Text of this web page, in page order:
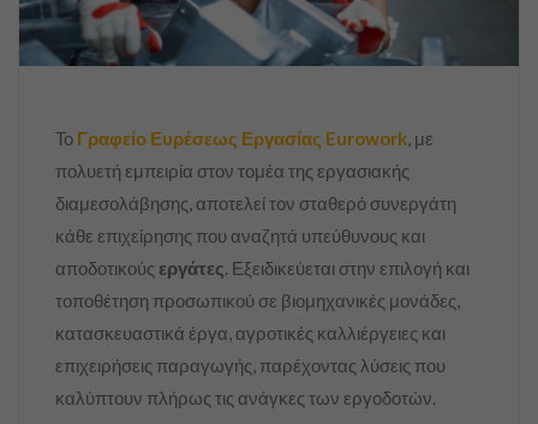
Το Γραφείο Ευρέσεως Εργασίας Eurowork, με
πολυετή εμπειρία στον τομέα της εργασιακής
διαμεσολάβησης, αποτελεί τον σταθερό συνεργάτη
κάθε επιχείρησης που αναζητά υπεύθυνους και
αποδοτικούς εργάτες. Εξειδικεύεται στην επιλογή και
τοποθέτηση προσωπικού σε βιομηχανικές μονάδες,
κατασκευαστικά έργα, αγροτικές καλλιέργειες και
επιχειρήσεις παραγωγής, παρέχοντας λύσεις που
καλύπτουν πλήρως τις ανάγκες των εργοδοτών.